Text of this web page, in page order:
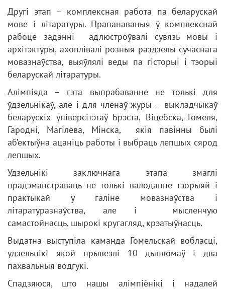
Другі этап – комплексная работа па беларускай
мове і літаратуры. Прапанаваныя ў комплекснай
рабоце заданні адлюстроўвалі сувязь мовы і
архітэктуры, ахоплівалі розныя раздзелы сучаснага
мовазнаўства, выяўлялі веды па гісторыі і тэорыі
беларускай літаратуры.
Алімпіяда – гэта выпрабаванне не толькі для
ўдзельнікаў, але і для членаў журы – выкладчыкаў
беларускіх універсітэтаў Брэста, Віцебска, Гомеля,
Гародні, Магілёва, Мінска, якія павінны былі
аб’ектыўна ацаніць работы і выбраць лепшых сярод
лепшых.
Удзельнікі заключнага этапа змаглі
прадэманстраваць не толькі валоданне тэорыяй і
практыкай у галіне мовазнаўства і
літаратуразнаўства, але і мысленчую
самастойнасць, шырокі кругагляд, крэатыўнасць.
Выдатна выступіла каманда Гомельскай вобласці,
удзельнікі якой прывезлі 10 дыпломаў і два
пахвальныя водгукі.
Спадзяюся, што нашы алімпіёнікі і надалей